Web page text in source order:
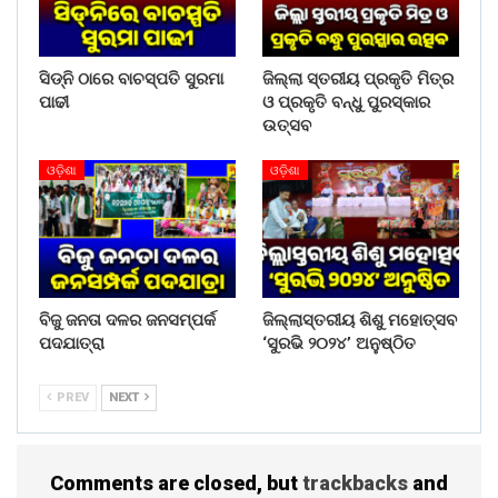
ସିଡ୍‌ନି ଠାରେ ବାଚସ୍ପତି ସୁରମା
ପାଢୀ
ଜିଲ୍ଲା ସ୍ତରୀୟ ପ୍ରକୃତି ମିତ୍ର
ଓ ପ୍ରକୃତି ବନ୍ଧୁ ପୁରସ୍କାର
ଉତ୍ସବ
ଓଡ଼ିଶା
ବିଜୁ ଜନତା ଦଳର ଜନସମ୍ପର୍କ
ପଦଯାତ୍ରା
ଓଡ଼ିଶା
ଜିଲ୍ଲାସ୍ତରୀୟ ଶିଶୁ ମହୋତ୍ସବ
‘ସୁରଭି ୨୦୨୪’ ଅନୁଷ୍ଠିତ
PREV NEXT
Comments are closed, buttrackbacks and